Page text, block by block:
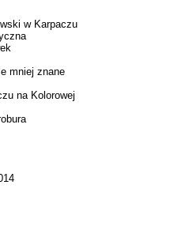
w Karpaczu
mniej znane
na Kolorowej